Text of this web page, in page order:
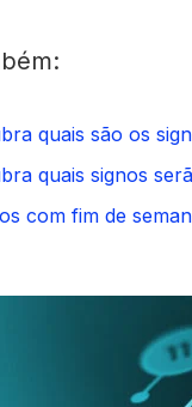
quais são os
quais signos
com fim de